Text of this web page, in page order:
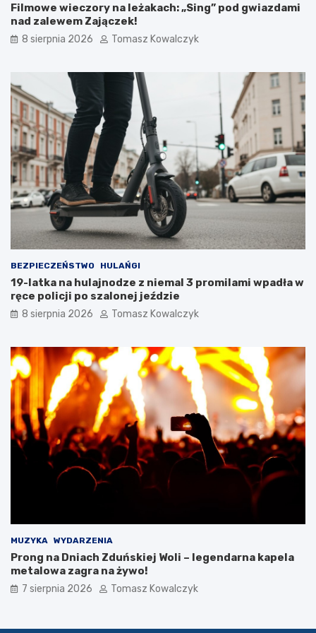
o
w
e
t
u
r
y
s
t
ó
w
!
u
k
t
n
a
d
z
b
i
o
r
n
i
m
i
d
o
0
6
r
o
k
u
Filmowe wieczory na leżakach: „Sing” pod gwiazdami
nad zalewem Zajączek!
8 sierpnia 2026 Tomasz Kowalczyk
BEZPIECZEŃSTWO HULAŃGI
19-latka na hulajnodze z niemal 3 promilami wpadła w
ręce policji po szalonej jeździe
8 sierpnia 2026 Tomasz Kowalczyk
MUZYKA WYDARZENIA
Prong na Dniach Zduńskiej Woli – legendarna kapela
metalowa zagra na żywo!
7 sierpnia 2026 Tomasz Kowalczyk